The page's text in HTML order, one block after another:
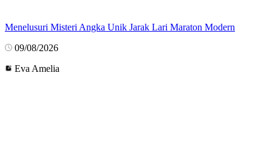
Menelusuri Misteri Angka Unik Jarak Lari Maraton Modern
09/08/2026
Eva Amelia